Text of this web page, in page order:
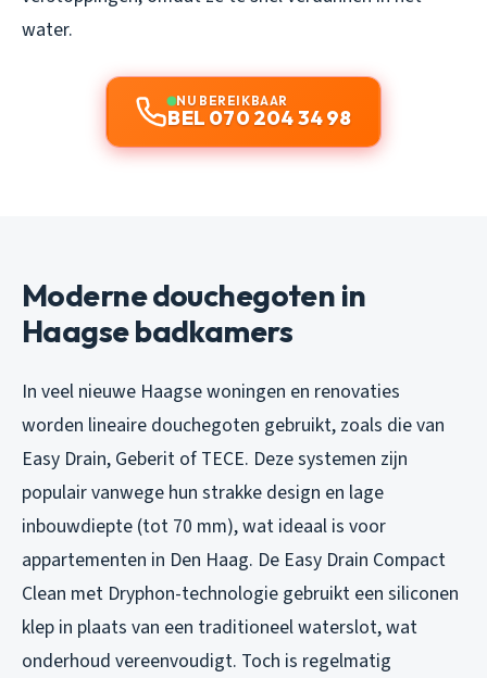
water.
NU BEREIKBAAR
BEL 070 204 34 98
Moderne douchegoten in
Haagse badkamers
In veel nieuwe Haagse woningen en renovaties
worden lineaire douchegoten gebruikt, zoals die van
Easy Drain, Geberit of TECE. Deze systemen zijn
populair vanwege hun strakke design en lage
inbouwdiepte (tot 70 mm), wat ideaal is voor
appartementen in Den Haag. De Easy Drain Compact
Clean met Dryphon-technologie gebruikt een siliconen
klep in plaats van een traditioneel waterslot, wat
onderhoud vereenvoudigt. Toch is regelmatig